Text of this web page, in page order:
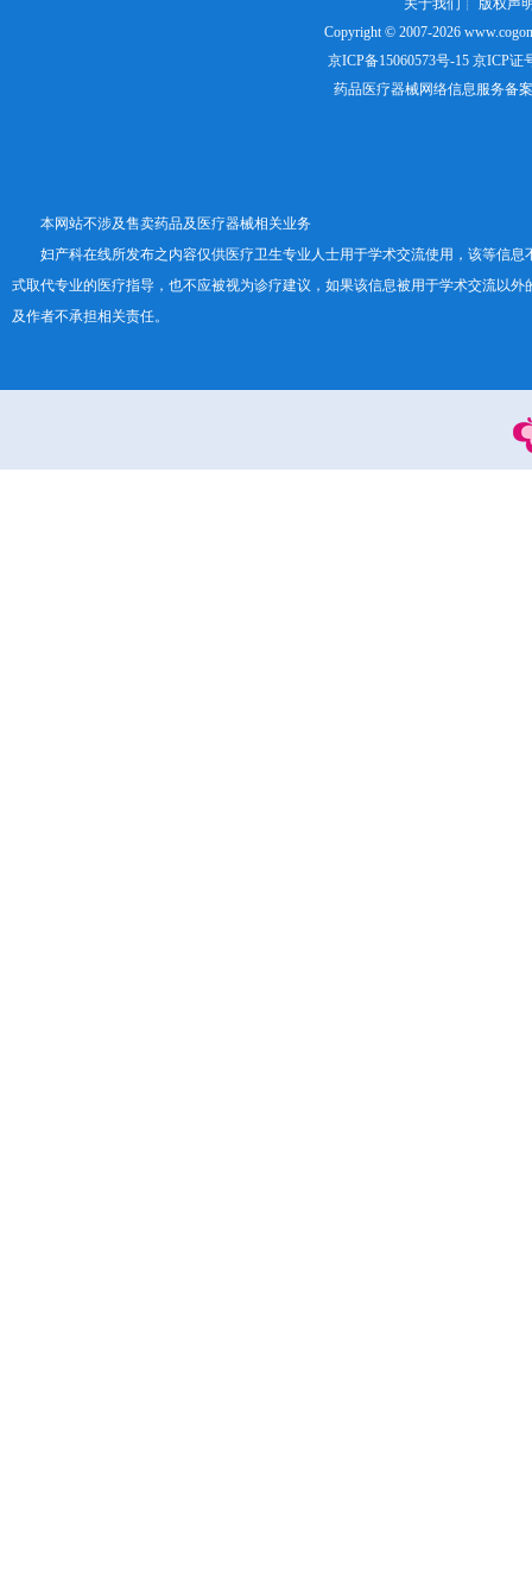
关于我们 ┊ 版权声
Copyright © 2007-2026
京ICP备15060573号-15京ICP证
药品医疗器械网络信息服务备
本网站不涉及售卖药品及医疗器械相关业务
妇产科在线所发布之内容仅供医疗卫生专业人士用于学术交流使用，该等信息
式取代专业的医疗指导，也不应被视为诊疗建议，如果该信息被用于学术交流以外
及作者不承担相关责任。